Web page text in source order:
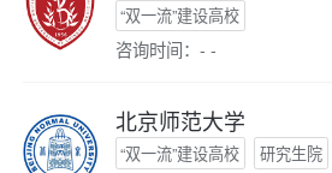
“双一流”建设高校
咨询时间：- -
北京师范大学
“双一流”建设高校 研究生院